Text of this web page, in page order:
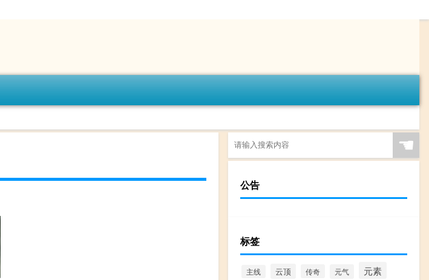
☚
公告
标签
主线 云顶 传奇 元气 元素